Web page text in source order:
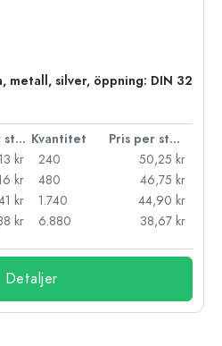
metall, silver, öppning: DIN 32
Pris per styck Kvantitet
Pris per styck
kr
kr
kr
kr
240
50,25 kr
480
46,75 kr
1.740
44,90 kr
6.880
38,67 kr
Detaljer